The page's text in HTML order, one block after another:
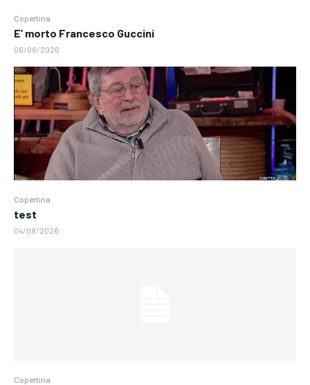
Copertina
E’ morto Francesco Guccini
06/08/2026
Copertina
test
04/08/2026
Copertina